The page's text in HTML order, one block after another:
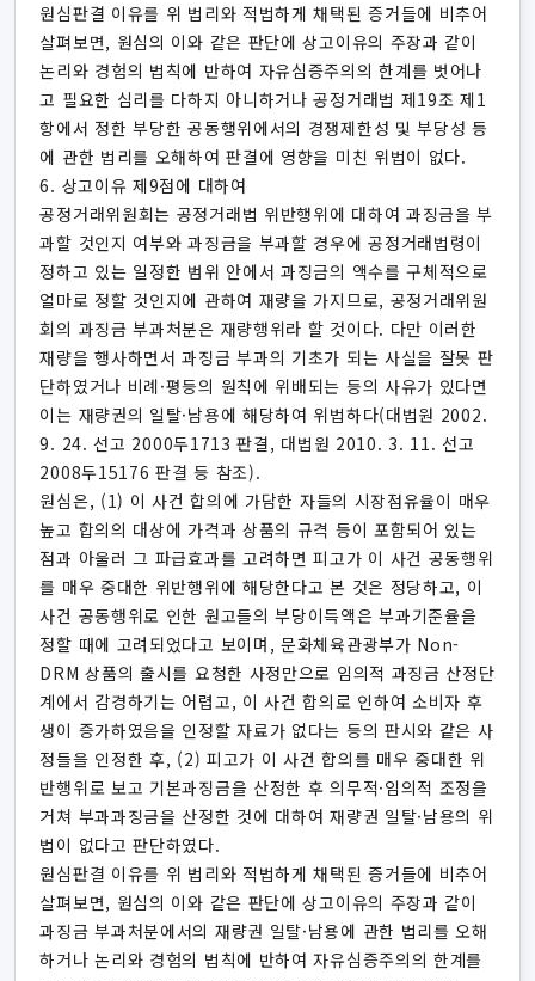
원심판결 이유를 위 법리와 적법하게 채택된 증거들에 비추어
살펴보면, 원심의 이와 같은 판단에 상고이유의 주장과 같이
논리와 경험의 법칙에 반하여 자유심증주의의 한계를 벗어나
고 필요한 심리를 다하지 아니하거나 공정거래법 제19조 제1
항에서 정한 부당한 공동행위에서의 경쟁제한성 및 부당성 등
에 관한 법리를 오해하여 판결에 영향을 미친 위법이 없다.
6. 상고이유 제9점에 대하여
공정거래위원회는 공정거래법 위반행위에 대하여 과징금을 부
과할 것인지 여부와 과징금을 부과할 경우에 공정거래법령이
정하고 있는 일정한 범위 안에서 과징금의 액수를 구체적으로
얼마로 정할 것인지에 관하여 재량을 가지므로, 공정거래위원
회의 과징금 부과처분은 재량행위라 할 것이다. 다만 이러한
재량을 행사하면서 과징금 부과의 기초가 되는 사실을 잘못 판
단하였거나 비례·평등의 원칙에 위배되는 등의 사유가 있다면
이는 재량권의 일탈·남용에 해당하여 위법하다(대법원 2002.
9. 24. 선고 2000두1713 판결, 대법원 2010. 3. 11. 선고
2008두15176 판결 등 참조).
원심은, (1) 이 사건 합의에 가담한 자들의 시장점유율이 매우
높고 합의의 대상에 가격과 상품의 규격 등이 포함되어 있는
점과 아울러 그 파급효과를 고려하면 피고가 이 사건 공동행위
를 매우 중대한 위반행위에 해당한다고 본 것은 정당하고, 이
사건 공동행위로 인한 원고들의 부당이득액은 부과기준율을
정할 때에 고려되었다고 보이며, 문화체육관광부가 Non-
DRM 상품의 출시를 요청한 사정만으로 임의적 과징금 산정단
계에서 감경하기는 어렵고, 이 사건 합의로 인하여 소비자 후
생이 증가하였음을 인정할 자료가 없다는 등의 판시와 같은 사
정들을 인정한 후, (2) 피고가 이 사건 합의를 매우 중대한 위
반행위로 보고 기본과징금을 산정한 후 의무적·임의적 조정을
거쳐 부과과징금을 산정한 것에 대하여 재량권 일탈·남용의 위
법이 없다고 판단하였다.
원심판결 이유를 위 법리와 적법하게 채택된 증거들에 비추어
살펴보면, 원심의 이와 같은 판단에 상고이유의 주장과 같이
과징금 부과처분에서의 재량권 일탈·남용에 관한 법리를 오해
하거나 논리와 경험의 법칙에 반하여 자유심증주의의 한계를